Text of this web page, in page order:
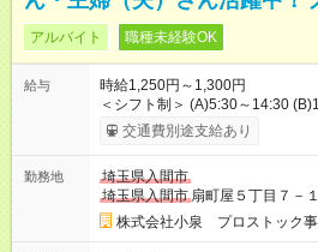
アルバイト 職種未経験OK
給与
時給1,250円～1,300円
＜シフト制＞ (A)5:30～14:30
※フルタイム働ける方大歓迎♪ AB番：時給1300円 ABC番：時給
1250円 ●時間帯手当あり 05:30～08:00 20:00～22:30 の時間帯
[フルタイムでガッツリ] 早番＆遅
- 月収23万5400円 ＝時給1300円
×22日 ＊入社祝い金支給(規定有)
さい 【試用期間】試用期間なし
交通費別途支給あり
勤務地
埼玉県入間市
埼玉県入間市 扇町屋５丁目７－
株式会社小泉 プロストック